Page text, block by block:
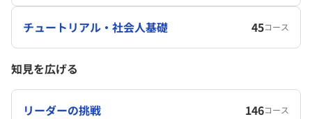
チュートリアル・社会人基礎 45コース
知見を広げる
リーダーの挑戦 146コース